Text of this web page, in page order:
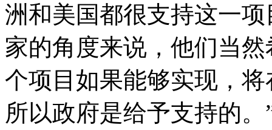
洲和美国都很支持这一
家的角度来说，他们当
个项目如果能够实现，
所以政府是给予支持的。